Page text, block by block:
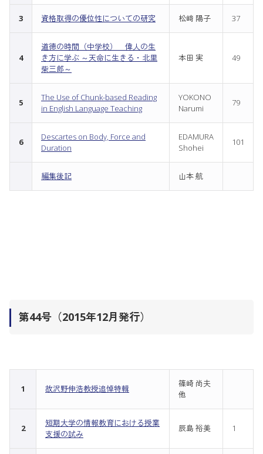
3 資格取得の優位性についての研究 松﨑 陽子 37
4
道徳の時間（中学校） 偉人の生
き方に学ぶ ～天命に生きる・北里
柴三郎～
本田 実 49
5
The Use of Chunk-based Reading
in English Language Teaching
YOKONO
Narumi
79
6
Descartes on Body, Force and
Duration
EDAMURA
Shohei
101
編集後記 山本 航
第44号（2015年12月発行）
1 故沢野伸浩教授追悼特輯
篠崎 尚夫
他
2
短期大学の情報教育における授業
支援の試み
辰島 裕美 1